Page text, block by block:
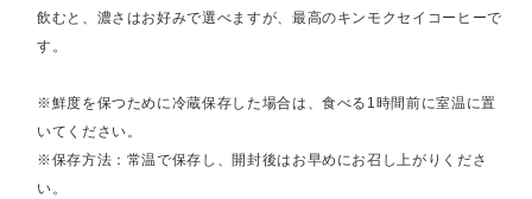
飲むと、濃さはお好みで選べますが、最高のキンモクセイコーヒーで
す。
※鮮度を保つために冷蔵保存した場合は、食べる1時間前に室温に置
いてください。
※保存方法：常温で保存し、開封後はお早めにお召し上がりくださ
い。